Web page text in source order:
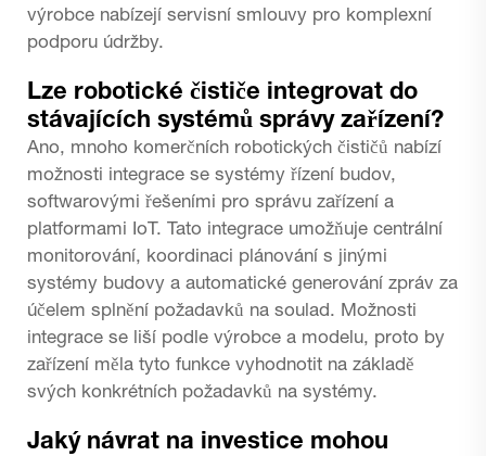
výrobce nabízejí servisní smlouvy pro komplexní
podporu údržby.
Lze robotické čističe integrovat do
stávajících systémů správy zařízení?
Ano, mnoho komerčních robotických čističů nabízí
možnosti integrace se systémy řízení budov,
softwarovými řešeními pro správu zařízení a
platformami IoT. Tato integrace umožňuje centrální
monitorování, koordinaci plánování s jinými
systémy budovy a automatické generování zpráv za
účelem splnění požadavků na soulad. Možnosti
integrace se liší podle výrobce a modelu, proto by
zařízení měla tyto funkce vyhodnotit na základě
svých konkrétních požadavků na systémy.
Jaký návrat na investice mohou